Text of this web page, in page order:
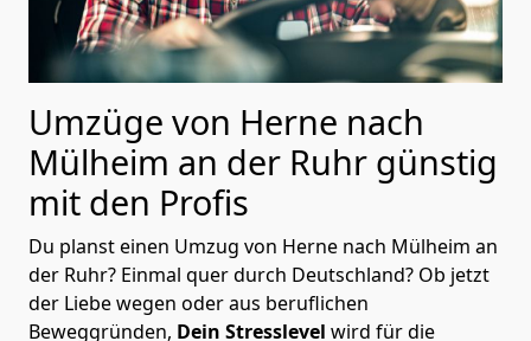
Umzüge von Herne nach
Mülheim an der Ruhr günstig
mit den Profis
Du planst einen Umzug von Herne nach Mülheim an
der Ruhr? Einmal quer durch Deutschland? Ob jetzt
der Liebe wegen oder aus beruflichen
Beweggründen, Dein Stresslevel wird für die